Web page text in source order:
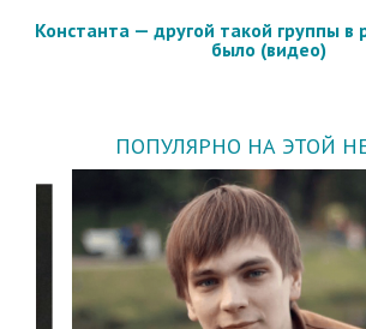
Константа — другой такой группы в
было (видео)
ПОПУЛЯРНО НА ЭТОЙ